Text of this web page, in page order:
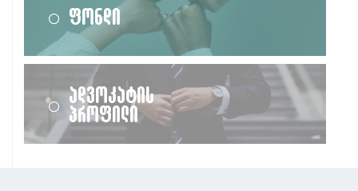
ფონდი
ადვოკატის
პროფილი